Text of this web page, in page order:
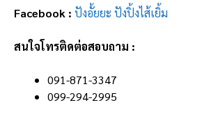
Facebook : ปังอั้ยยะ ปังปิ้งไส้เยิ้ม
สนใจโทรติดต่อสอบถาม :
091-871-3347
099-294-2995